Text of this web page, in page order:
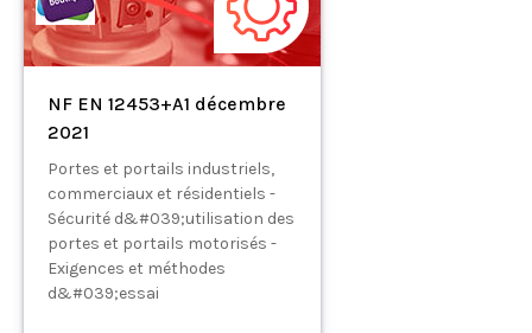
NF EN 12453+A1 décembre
2021
Portes et portails industriels,
commerciaux et résidentiels -
Sécurité d&#039;utilisation des
portes et portails motorisés -
Exigences et méthodes
d&#039;essai